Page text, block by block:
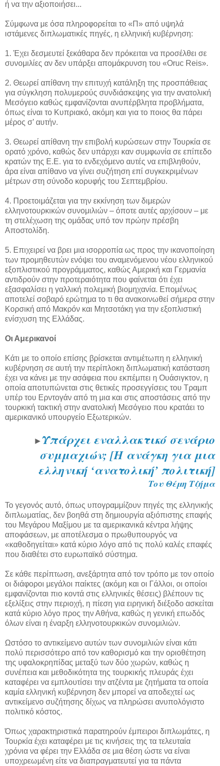
ή να την αξιοποιήσει...
Σύμφωνα με όσα πληροφορείται το «Π» από υψηλά
ιστάμενες διπλωματικές πηγές, η ελληνική κυβέρνηση:
1. Έχει δεσμευτεί ξεκάθαρα δεν πρόκειται να προσέλθει σε
συνομιλίες αν δεν υπάρξει απομάκρυνση του «Oruc Reis».
2. Θεωρεί απίθανη την επιτυχή κατάληξη της προσπάθειας
για σύγκληση πολυμερούς συνδιάσκεψης για την ανατολική
Μεσόγειο καθώς εμφανίζονται ανυπέρβλητα προβλήματα,
όπως είναι το Κυπριακό, ακόμη και για το ποιος θα πάρει
μέρος σ’ αυτήν.
3. Θεωρεί απίθανη την επιβολή κυρώσεων στην Τουρκία σε
ορατό χρόνο, καθώς δεν υπάρχει καν συμφωνία σε επίπεδο
κρατών της Ε.Ε. για το ενδεχόμενο αυτές να επιβληθούν,
άρα είναι απίθανο να γίνει συζήτηση επί συγκεκριμένων
μέτρων στη σύνοδο κορυφής του Σεπτεμβρίου.
4. Προετοιμάζεται για την εκκίνηση των διμερών
ελληνοτουρκικών συνομιλιών – όποτε αυτές αρχίσουν – με
τη στελέχωση της ομάδας υπό τον πρώην πρέσβη
Αποστολίδη.
5. Επιχειρεί να βρει μια ισορροπία ως προς την ικανοποίηση
των προμηθευτών ενόψει του αναμενόμενου νέου ελληνικού
εξοπλιστικού προγράμματος, καθώς Αμερική και Γερμανία
αντιδρούν στην προτεραιότητα που φαίνεται ότι έχει
εξασφαλίσει η γαλλική πολεμική βιομηχανία. Επομένως
αποτελεί σοβαρό ερώτημα το τι θα ανακοινωθεί σήμερα στην
Κορσική από Μακρόν και Μητσοτάκη για την εξοπλιστική
ενίσχυση της Ελλάδας.
Οι Αμερικανοί
Κάτι με το οποίο επίσης βρίσκεται αντιμέτωπη η ελληνική
κυβέρνηση σε αυτή την περίπλοκη διπλωματική κατάσταση
έχει να κάνει με την ασάφεια που εκπέμπει η Ουάσιγκτον, η
οποία αποτυπώνεται στις θετικές προσεγγίσεις του Τραμπ
υπέρ του Ερντογάν από τη μια και στις αποστάσεις από την
τουρκική τακτική στην ανατολική Μεσόγειο που κρατάει το
αμερικανικό υπουργείο Εξωτερικών.
►Υπάρχει εναλλακτικό σενάριο
συμμαχιών; [Η ανάγκη για μια
ελληνική ‘ανατολική’ πολιτική]
Του Θέμη Τζήμα
Το γεγονός αυτό, όπως υπογραμμίζουν πηγές της ελληνικής
διπλωματίας, δεν βοηθά στη δημιουργία αξιόπιστης επαφής
του Μεγάρου Μαξίμου με τα αμερικανικά κέντρα λήψης
αποφάσεων, με αποτέλεσμα ο πρωθυπουργός να
«καθοδηγείται» κατά κύριο λόγο από τις πολύ καλές επαφές
που διαθέτει στο ευρωπαϊκό σύστημα.
Σε κάθε περίπτωση, ανεξάρτητα από τον τρόπο με τον οποίο
οι διάφοροι μεγάλοι παίκτες (ακόμη και οι Γάλλοι, οι οποίοι
εμφανίζονται πιο κοντά στις ελληνικές θέσεις) βλέπουν τις
εξελίξεις στην περιοχή, η πίεση για ειρηνική διέξοδο ασκείται
κατά κύριο λόγο προς την Αθήνα, καθώς η γενική επωδός
όλων είναι η έναρξη ελληνοτουρκικών συνομιλιών.
Ωστόσο το αντικείμενο αυτών των συνομιλιών είναι κάτι
πολύ περισσότερο από τον καθορισμό και την οριοθέτηση
της υφαλοκρηπίδας μεταξύ των δύο χωρών, καθώς η
συνέπεια και μεθοδικότητα της τουρκικής πλευράς έχει
καταφέρει να εμπλουτίσει την ατζέντα με ζητήματα τα οποία
καμία ελληνική κυβέρνηση δεν μπορεί να αποδεχτεί ως
αντικείμενο συζήτησης δίχως να πληρώσει ανυπολόγιστο
πολιτικό κόστος.
Όπως χαρακτηριστικά παρατηρούν έμπειροι διπλωμάτες, η
Τουρκία έχει καταφέρει με τις κινήσεις της τα τελευταία
χρόνια να φέρει την Ελλάδα σε μια θέση ώστε να είναι
υποχρεωμένη είτε να διαπραγματευτεί για τα πάντα